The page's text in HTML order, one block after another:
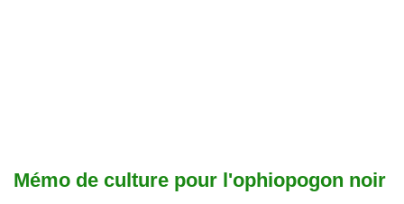
Mémo de culture pour l'ophiopogon noir